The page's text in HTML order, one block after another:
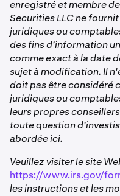
2 Votre ID de
supérieur droit de
TurboTax vous
deKraken Securities
pendant le processus
Sur Kraken Pro web
Cliquez sur l'icône
supérieur droit de
Sélectionnez
Dans la section
numéro de compte
Sur Kraken web
Cliquez sur l'icône
supérieur droit de
Sélectionnez
Importation fiscale
numéro de compte
pour importer
fiscales du
TurboTax ne peut
fiscaux auprès de
2 Transferts ACAT
choisissez de
courtier via le
Lecourtier
enregistré et membre de
Securities LLC ne
juridiques ou
des fins d'information
comme exact à la date
sujet à modification. Il
doit pas être considéré
juridiques ou
leurs propres
toute question
abordée ici.
Veuillez visiter le site
https://www.irs.gov/
les instructions et les